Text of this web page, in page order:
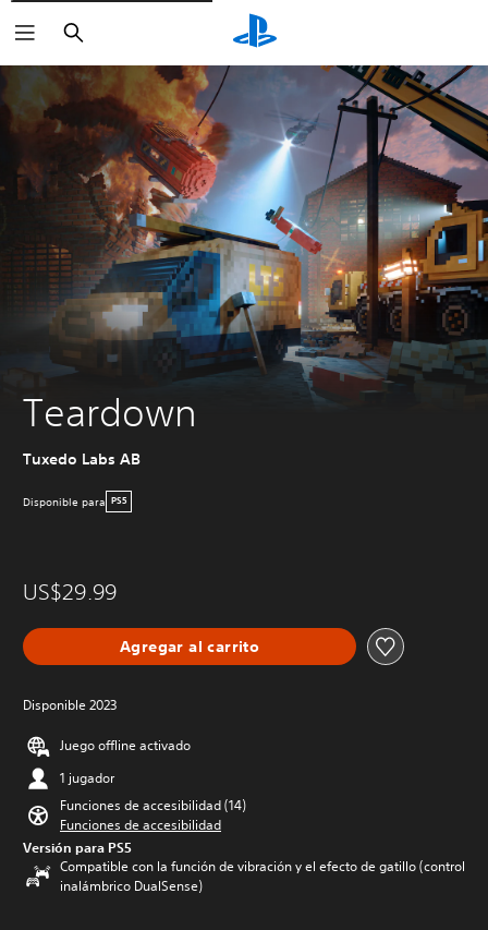
Buscar
Teardown
Tuxedo Labs AB
Disponible para PS5
US$29.99
Agregar al carrito
Disponible 2023
Juego offline activado
1 jugador
Funciones de accesibilidad (14)
Funciones de accesibilidad
Versión para PS5
Compatible con la función de vibración y el efecto de gatillo (control
inalámbrico DualSense)